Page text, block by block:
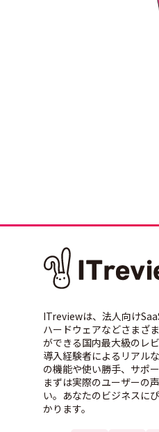
ITreviewは、法人向け
ハードウェアなどさまざ
ができる国内最大級のレ
導入経験者によるリアル
の機能や使い勝手、サポ
まずは実際のユーザーの
い。あなたのビジネスに
かります。